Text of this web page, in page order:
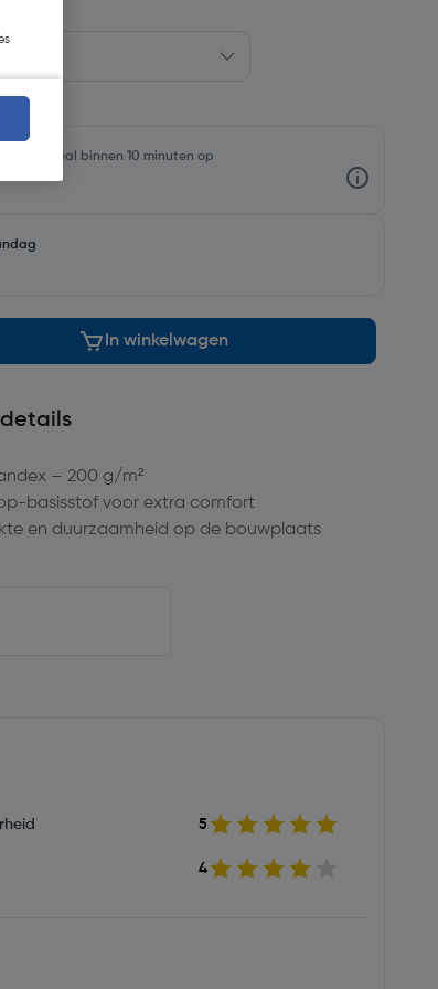
en haal binnen 10 minuten op
In winkelwagen
details
– 200 g/m²
basisstof voor extra comfort
en duurzaamheid op de bouwplaats
5
4